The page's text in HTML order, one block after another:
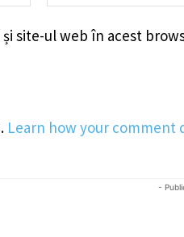
site-ul web în acest
Learn how your comment
-